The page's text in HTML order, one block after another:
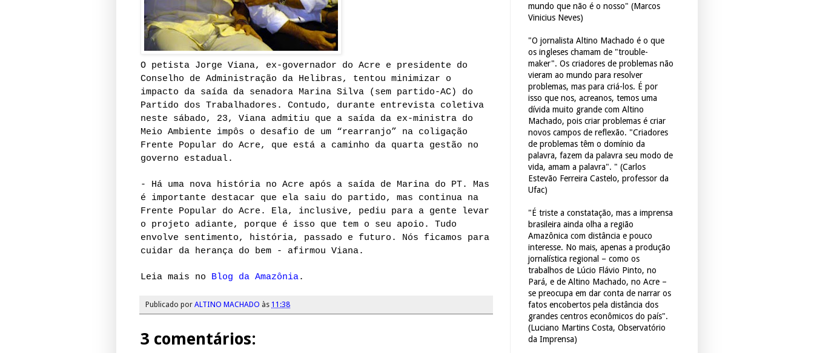
O petista Jorge Viana, ex-governador do Acre e presidente do
Conselho de Administração da Helibras, tentou minimizar o
impacto da saída da senadora Marina Silva (sem partido-AC) do
Partido dos Trabalhadores. Contudo, durante entrevista coletiva
neste sábado, 23, Viana admitiu que a saída da ex-ministra do
Meio Ambiente impôs o desafio de um “rearranjo” na coligação
Frente Popular do Acre, que está a caminho da quarta gestão no
governo estadual.
- Há uma nova história no Acre após a saída de Marina do PT. Mas
é importante destacar que ela saiu do partido, mas continua na
Frente Popular do Acre. Ela, inclusive, pediu para a gente levar
o projeto adiante, porque é isso que tem o seu apoio. Tudo
envolve sentimento, história, passado e futuro. Nós ficamos para
cuidar da herança do bem - afirmou Viana.
Leia mais no Blog da Amazônia.
Publicado por ALTINO MACHADO às 11:38
3 comentários:
mundo que não é o nosso" (Marcos
Vinicius Neves)
"O jornalista Altino Machado é o que
os ingleses chamam de "trouble-
maker". Os criadores de problemas não
vieram ao mundo para resolver
problemas, mas para criá-los. É por
isso que nos, acreanos, temos uma
dívida muito grande com Altino
Machado, pois criar problemas é criar
novos campos de reflexão. "Criadores
de problemas têm o domínio da
palavra, fazem da palavra seu modo de
vida, amam a palavra". " (Carlos
Estevão Ferreira Castelo, professor da
Ufac)
"É triste a constatação, mas a imprensa
brasileira ainda olha a região
Amazônica com distância e pouco
interesse. No mais, apenas a produção
jornalística regional – como os
trabalhos de Lúcio Flávio Pinto, no
Pará, e de Altino Machado, no Acre –
se preocupa em dar conta de narrar os
fatos encobertos pela distância dos
grandes centros econômicos do país".
(Luciano Martins Costa, Observatório
da Imprensa)